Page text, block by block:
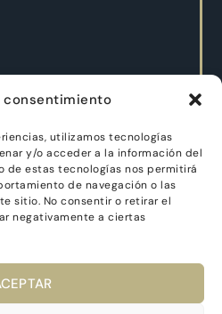
consentimiento
utilizamos tecnologías
y/o acceder a la información del
de estas tecnologías nos permitirá
de navegación o las
sitio. No consentir o retirar el
negativamente a ciertas